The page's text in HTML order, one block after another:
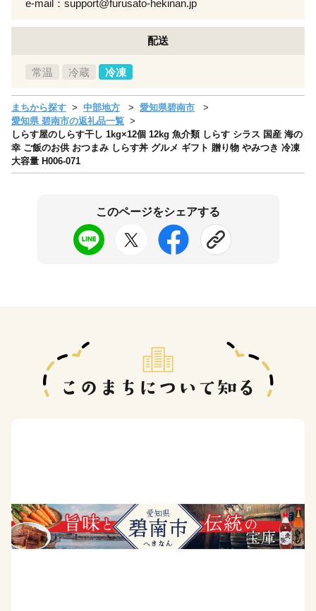
e-mail：support@furusato-hekinan.jp
配送
常温 冷蔵 冷凍
まちから探す 中部地方
愛知県碧南市
愛知県 碧南市の返礼品一覧
しらす屋のしらす干し 1kg×12個 12kg 魚介類 しらす シラス 国産 海の
幸 ご飯のお供 おつまみ しらす丼 グルメ ギフト 贈り物 やみつき 冷凍
大容量 H006-071
このページをシェアする